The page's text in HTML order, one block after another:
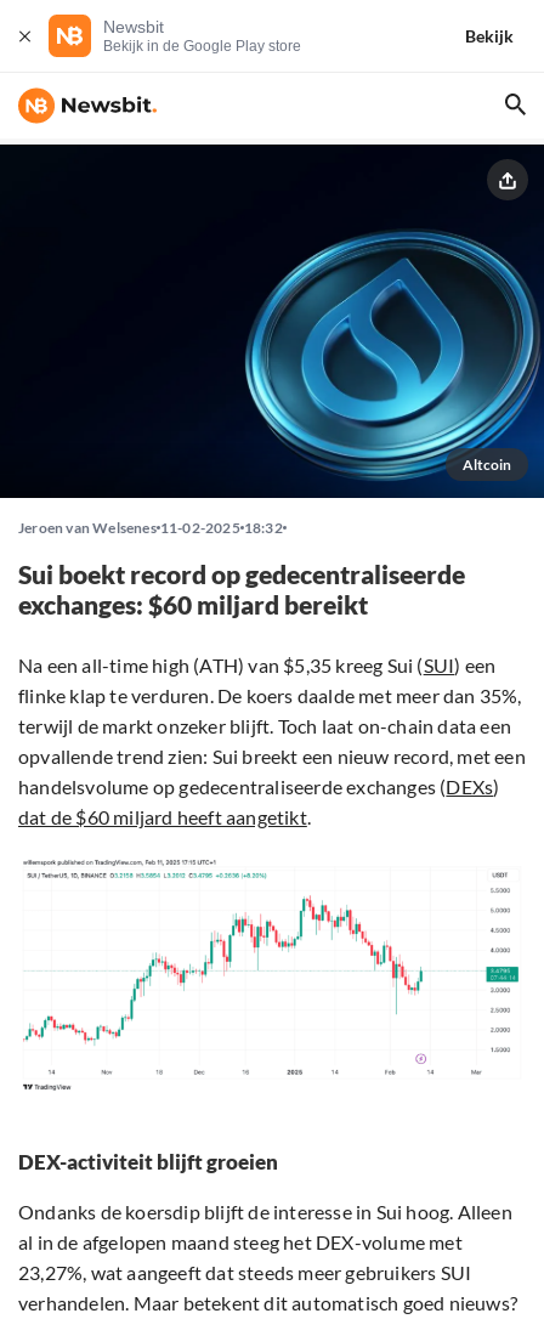
Newsbit
Bekijk in de Google Play store
Bekijk
Altcoin
Jeroen van Welsenes 11-02-2025 18:32
Sui boekt record op gedecentraliseerde
exchanges: $60 miljard bereikt
Na een all-time high (ATH) van $5,35 kreeg Sui (SUI) een
flinke klap te verduren. De koers daalde met meer dan 35%,
terwijl de markt onzeker blijft. Toch laat on-chain data een
opvallende trend zien: Sui breekt een nieuw record, met een
handelsvolume op gedecentraliseerde exchanges (DEXs)
dat de $60 miljard heeft aangetikt.
DEX-activiteit blijft groeien
Ondanks de koersdip blijft de interesse in Sui hoog. Alleen
al in de afgelopen maand steeg het DEX-volume met
23,27%, wat aangeeft dat steeds meer gebruikers SUI
verhandelen. Maar betekent dit automatisch goed nieuws?